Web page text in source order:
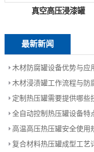
真空高压浸漆罐
最新新闻
木材防腐罐设备优势与应
木材浸渍罐工作流程与防
定制热压罐需要提供哪些
全自动控制热压罐设备特
高温高压热压罐安全使用
复合材料热压罐成型工艺